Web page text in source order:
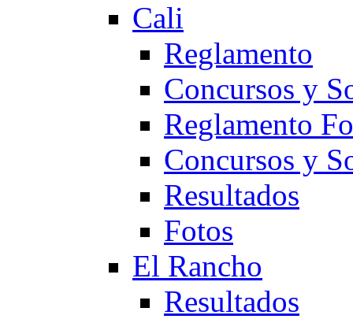
Cali
Reglamento
Concursos y
Reglamento
Concursos y
Resultados
Fotos
El Rancho
Resultados